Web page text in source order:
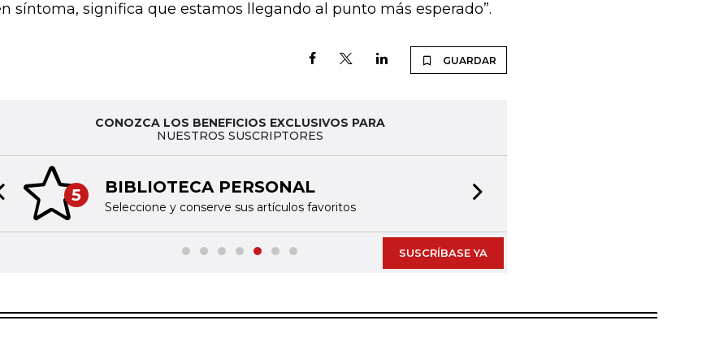
síntoma, significa que estamos llegando al punto más esperado”.
GUARDAR
CONOZCA LOS BENEFICIOS EXCLUSIVOS PARA
NUESTROS SUSCRIPTORES
5 BIBLIOTECA PERSONAL
Seleccione y conserve sus artículos favoritos
slide
SUSCRÍBASE YA